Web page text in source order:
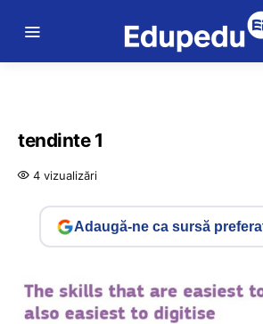
tendinte 1
4 vizualizări
Adaugă-ne ca sursă